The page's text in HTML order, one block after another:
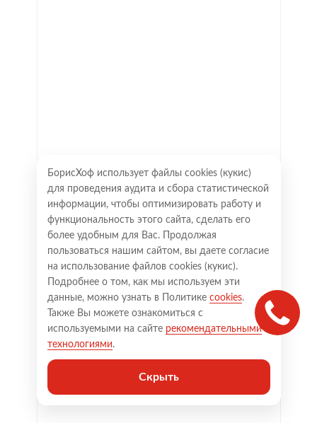
БорисХоф использует файлы cookies (кукиc)
для проведения аудита и сбора статистической
информации, чтобы оптимизировать работу и
функциональность этого сайта, сделать его
более удобным для Вас. Продолжая
пользоваться нашим сайтом, вы даете согласие
на использование файлов cookies (кукиc).
Подробнее о том, как мы используем эти
данные, можно узнать в Политике cookies.
Также Вы можете ознакомиться с
используемыми на сайте рекомендательными
технологиями.
Скрыть